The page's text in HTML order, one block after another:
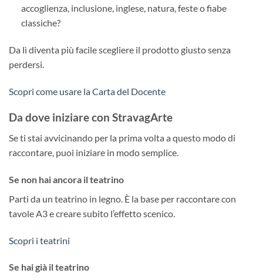
accoglienza, inclusione, inglese, natura, feste o fiabe
classiche?
Da lì diventa più facile scegliere il prodotto giusto senza
perdersi.
Scopri come usare la Carta del Docente
Da dove iniziare con StravagArte
Se ti stai avvicinando per la prima volta a questo modo di
raccontare, puoi iniziare in modo semplice.
Se non hai ancora il teatrino
Parti da un teatrino in legno. È la base per raccontare con
tavole A3 e creare subito l’effetto scenico.
Scopri i teatrini
Se hai già il teatrino